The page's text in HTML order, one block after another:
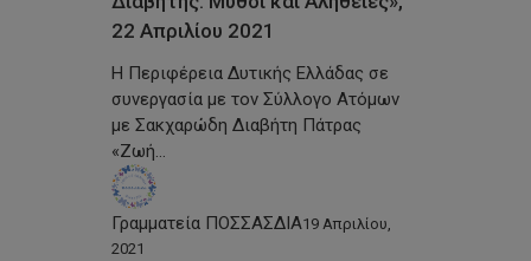
22 Απριλίου 2021
Η Περιφέρεια Δυτικής Ελλάδας σε
συνεργασία με τον Σύλλογο Ατόμων
με Σακχαρώδη Διαβήτη Πάτρας
«Ζωή…
Γραμματεία ΠΟΣΣΑΣΔΙΑ19 Απριλίου,
2021